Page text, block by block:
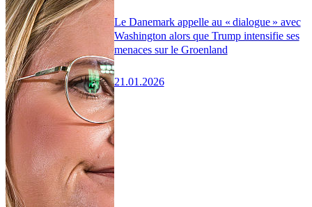
Le Danemark appelle au « dialogue » avec
Washington alors que Trump intensifie ses
menaces sur le Groenland
21.01.2026